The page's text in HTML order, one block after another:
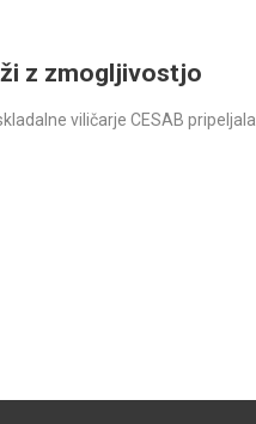
z zmogljivostjo
viličarje CESAB pripeljala